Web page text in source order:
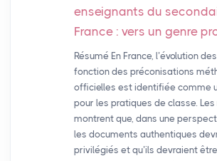
enseignants du
France : vers un genre
Résumé En France, l’évolution
fonction des préconisations
officielles est identifiée comme
pour les pratiques de classe. Les
montrent que, dans une
les documents authentiques
privilégiés et qu’ils devraient